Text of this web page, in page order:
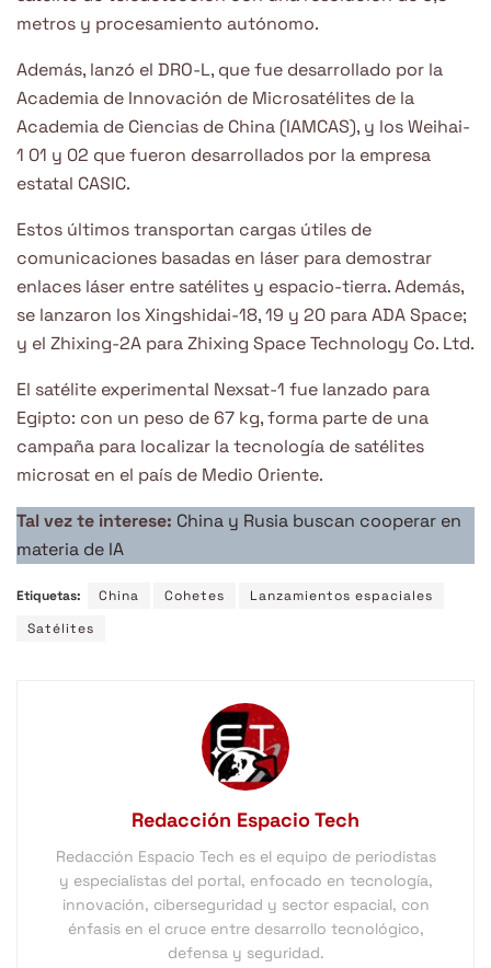
metros y procesamiento autónomo.
Además, lanzó el DRO-L, que fue desarrollado por la
Academia de Innovación de Microsatélites de la
Academia de Ciencias de China (IAMCAS), y los Weihai-
1 01 y 02 que fueron desarrollados por la empresa
estatal CASIC.
Estos últimos transportan cargas útiles de
comunicaciones basadas en láser para demostrar
enlaces láser entre satélites y espacio-tierra. Además,
se lanzaron los Xingshidai-18, 19 y 20 para ADA Space;
y el Zhixing-2A para Zhixing Space Technology Co. Ltd.
El satélite experimental Nexsat-1 fue lanzado para
Egipto: con un peso de 67 kg, forma parte de una
campaña para localizar la tecnología de satélites
microsat en el país de Medio Oriente.
Tal vez te interese: China y Rusia buscan cooperar en
materia de IA
Etiquetas: China Cohetes
Lanzamientos espaciales
Satélites
Redacción Espacio Tech
Redacción Espacio Tech es el equipo de periodistas
y especialistas del portal, enfocado en tecnología,
innovación, ciberseguridad y sector espacial, con
énfasis en el cruce entre desarrollo tecnológico,
defensa y seguridad.